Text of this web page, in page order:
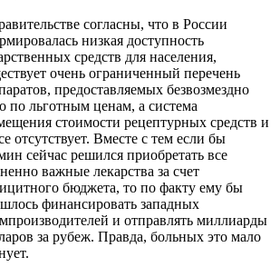
согласны, что в России
низкая доступность
средств для населения,
очень ограниченный перечень
предоставляемых безвозмездно
по льготным ценам, а система
стоимости рецептурных средств и
отсутствует. Вместе с тем если бы
сейчас решился приобретать все
важные лекарства за счет
бюджета, то по факту ему бы
финансировать западных
и отправлять миллиарды
за рубеж. Правда, больных это мало